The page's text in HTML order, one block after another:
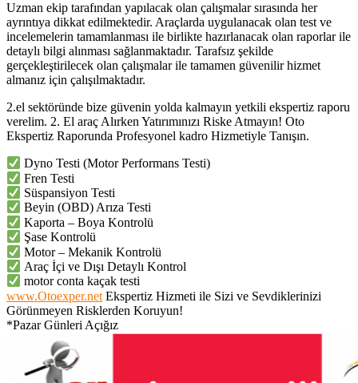
Uzman ekip tarafından yapılacak olan çalışmalar sırasında her
ayrıntıya dikkat edilmektedir. Araçlarda uygulanacak olan test ve
incelemelerin tamamlanması ile birlikte hazırlanacak olan raporlar ile
detaylı bilgi alınması sağlanmaktadır. Tarafsız şekilde
gerçekleştirilecek olan çalışmalar ile tamamen güvenilir hizmet
almanız için çalışılmaktadır.
2.el sektöründe bize güvenin yolda kalmayın yetkili ekspertiz raporu
verelim. 2. El araç Alırken Yatırımınızı Riske Atmayın! Oto
Ekspertiz Raporunda Profesyonel kadro Hizmetiyle Tanışın.
Dyno Testi (Motor Performans Testi)
Fren Testi
Süspansiyon Testi
Beyin (OBD) Arıza Testi
Kaporta – Boya Kontrolü
Şase Kontrolü
Motor – Mekanik Kontrolü
Araç İçi ve Dışı Detaylı Kontrol
motor conta kaçak testi
www.Otoexper.net Ekspertiz Hizmeti ile Sizi ve Sevdiklerinizi
Görünmeyen Risklerden Koruyun!
*Pazar Günleri Açığız